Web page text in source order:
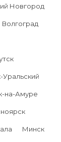
Новгород
Волгоград
Уральский
на-Амуре
Минск